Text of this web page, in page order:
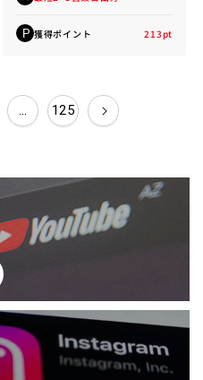
P 獲得ポイント 213pt
… 125